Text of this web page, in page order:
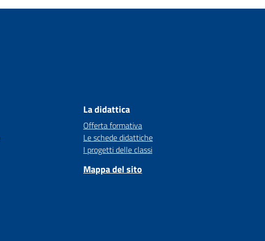
La didattica
Offerta formativa
Le schede didattiche
I progetti delle classi
Mappa del sito